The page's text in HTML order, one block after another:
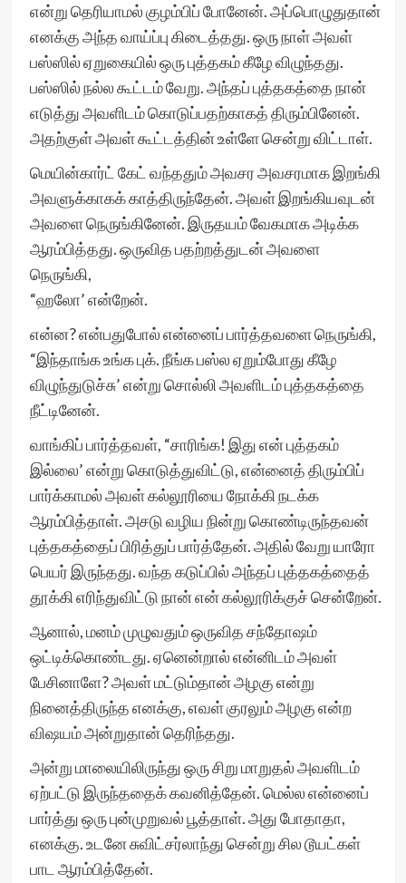
என்று தெரியாமல் குழம்பிப் போனேன். அப்பொழுதுதான்
எனக்கு அந்த வாய்ப்பு கிடைத்தது. ஒரு நாள் அவள்
பஸ்ஸில் ஏறுகையில் ஒரு புத்தகம் கீழே விழுந்தது.
பஸ்ஸில் நல்ல கூட்டம் வேறு. அந்தப் புத்தகத்தை நான்
எடுத்து அவளிடம் கொடுப்பதற்காகத் திரும்பினேன்.
அதற்குள் அவள் கூட்டத்தின் உள்ளே சென்று விட்டாள்.
மெயின்கார்ட் கேட் வந்ததும் அவசர அவசரமாக இறங்கி
அவளுக்காகக் காத்திருந்தேன். அவள் இறங்கியவுடன்
அவளை நெருங்கினேன். இருதயம் வேகமாக அடிக்க
ஆரம்பித்தது. ஒருவித பதற்றத்துடன் அவளை
நெருங்கி,
“ஹலோ’ என்றேன்.
என்ன? என்பதுபோல் என்னைப் பார்த்தவளை நெருங்கி,
“இந்தாங்க உங்க புக். நீங்க பஸ்ல ஏறும்போது கீழே
விழுந்துடுச்சு’ என்று சொல்லி அவளிடம் புத்தகத்தை
நீட்டினேன்.
வாங்கிப் பார்த்தவள், “சாரிங்க! இது என் புத்தகம்
இல்லை’ என்று கொடுத்துவிட்டு, என்னைத் திரும்பிப்
பார்க்காமல் அவள் கல்லூரியை நோக்கி நடக்க
ஆரம்பித்தாள். அசடு வழிய நின்று கொண்டிருந்தவன்
புத்தகத்தைப் பிரித்துப் பார்த்தேன். அதில் வேறு யாரோ
பெயர் இருந்தது. வந்த கடுப்பில் அந்தப் புத்தகத்தைத்
தூக்கி எரிந்துவிட்டு நான் என் கல்லூரிக்குச் சென்றேன்.
ஆனால், மனம் முழுவதும் ஒருவித சந்தோஷம்
ஒட்டிக்கொண்டது. ஏனென்றால் என்னிடம் அவள்
பேசினாளே? அவள் மட்டும்தான் அழகு என்று
நினைத்திருந்த எனக்கு, எவள் குரலும் அழகு என்ற
விஷயம் அன்றுதான் தெரிந்தது.
அன்று மாலையிலிருந்து ஒரு சிறு மாறுதல் அவளிடம்
ஏற்பட்டு இருந்ததைக் கவனித்தேன். மெல்ல என்னைப்
பார்த்து ஒரு புன்முறுவல் பூத்தாள். அது போதாதா,
எனக்கு. உடனே சுவிட்சர்லாந்து சென்று சில டூயட்கள்
பாட ஆரம்பித்தேன்.